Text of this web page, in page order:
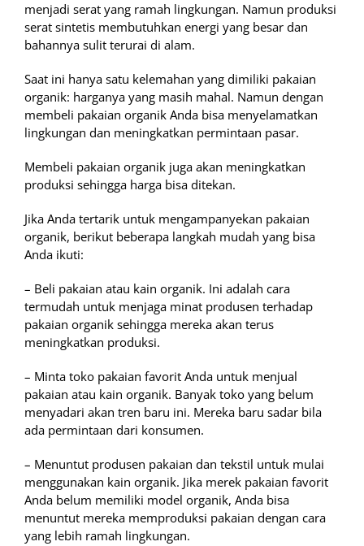
menjadi serat yang ramah lingkungan. Namun produksi
serat sintetis membutuhkan energi yang besar dan
bahannya sulit terurai di alam.
Saat ini hanya satu kelemahan yang dimiliki pakaian
organik: harganya yang masih mahal. Namun dengan
membeli pakaian organik Anda bisa menyelamatkan
lingkungan dan meningkatkan permintaan pasar.
Membeli pakaian organik juga akan meningkatkan
produksi sehingga harga bisa ditekan.
Jika Anda tertarik untuk mengampanyekan pakaian
organik, berikut beberapa langkah mudah yang bisa
Anda ikuti:
– Beli pakaian atau kain organik. Ini adalah cara
termudah untuk menjaga minat produsen terhadap
pakaian organik sehingga mereka akan terus
meningkatkan produksi.
– Minta toko pakaian favorit Anda untuk menjual
pakaian atau kain organik. Banyak toko yang belum
menyadari akan tren baru ini. Mereka baru sadar bila
ada permintaan dari konsumen.
– Menuntut produsen pakaian dan tekstil untuk mulai
menggunakan kain organik. Jika merek pakaian favorit
Anda belum memiliki model organik, Anda bisa
menuntut mereka memproduksi pakaian dengan cara
yang lebih ramah lingkungan.